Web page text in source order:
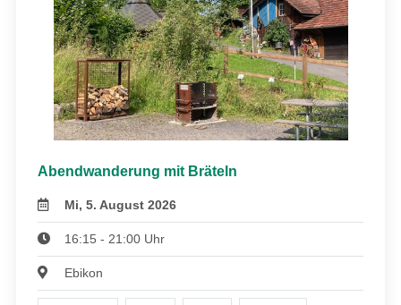
Abendwanderung mit Bräteln
Mi, 5. August 2026
16:15 - 21:00 Uhr
Ebikon